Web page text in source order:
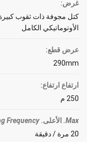
غرض:
كتل مجوفة ذات ثقوب
الأوتوماتيكي الكامل
عرض قطع:
290mm
ارتفاع ارتفاع:
250 م
Max. الأعلى. Frequency
20 مرة / دقيقة